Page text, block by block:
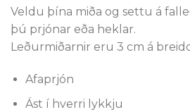
Veldu þína miða og settu á
þú prjónar eða heklar.
Leðurmiðarnir eru 3 cm á
Afaprjón
Ást í hverri lykkju